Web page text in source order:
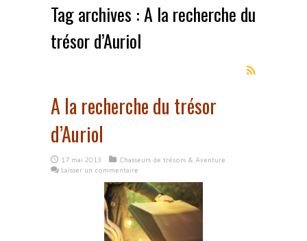
Tag archives :A la recherche du
trésor d’Auriol
A la recherche du trésor
d’Auriol
17 mai 2013
Chasseurs de trésors & Aventure
Laisser un commentaire